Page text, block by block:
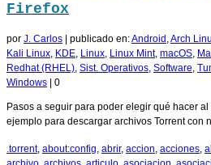
Firefox
por J. Carlos publicado en:Android ,Arch
Kali Linux, KDE, Linux, Linux Mint, macOS,
Redhat (RHEL), Sist. Operativos, Software,
Windows
0
Pasos a seguir para poder elegir qué hacer
ejemplo para descargar archivos Torrent con
.torrent, about:config, abrir, accion, acciones, al